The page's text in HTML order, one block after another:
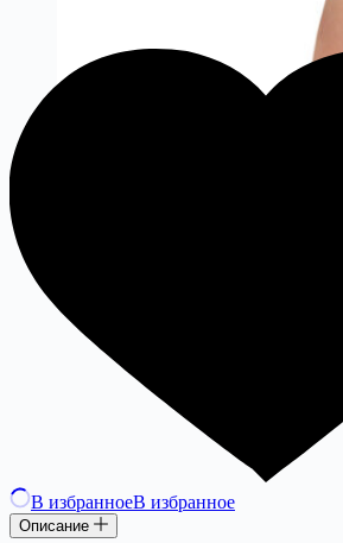
В избранноеВ избранное
Описание